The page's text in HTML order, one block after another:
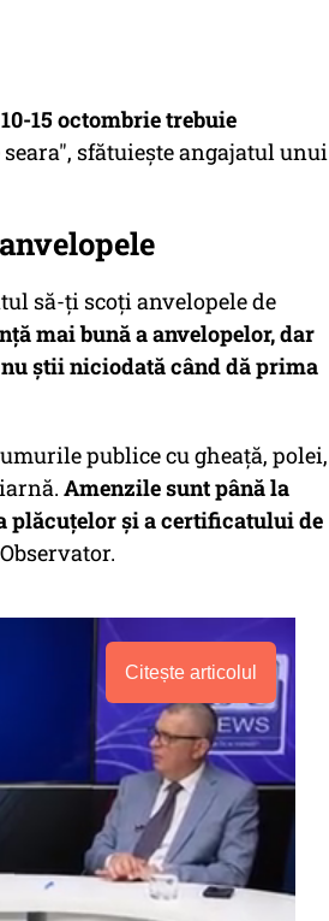
10-15 octombrie trebuie
sfătuieşte angajatul unui
să-ţi scoţi anvelopele de
mai bună a anvelopelor, dar
ştii niciodată când dă prima
publice cu gheaţă, polei,
Amenzile sunt până la
plăcuţelor şi a certificatului de
Citește articolul